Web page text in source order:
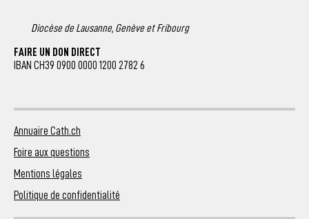
Diocèse de Lausanne, Genève et Fribourg
FAIRE UN DON DIRECT
IBAN CH39 0900 0000 1200 2782 6
Annuaire Cath.ch
Foire aux questions
Mentions légales
Politique de confidentialité